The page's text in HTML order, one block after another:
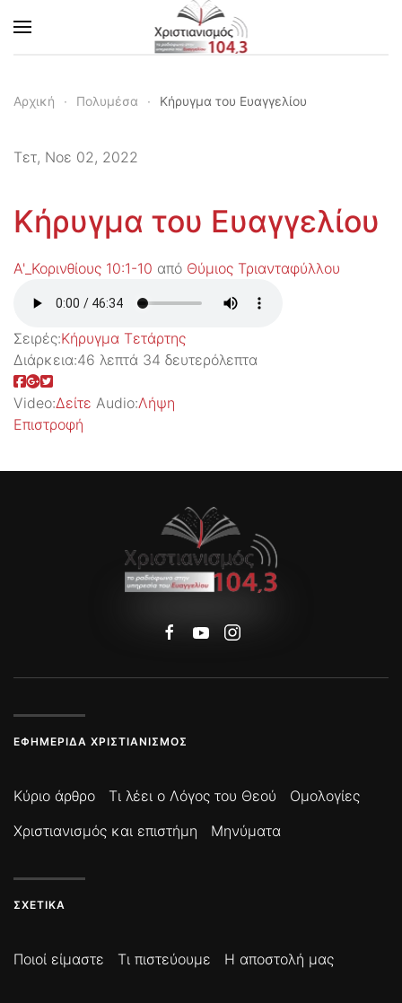
Skip to main content
Αρχική Πολυμέσα Κήρυγμα του Ευαγγελίου
Τετ, Νοε 02, 2022
Κήρυγμα του Ευαγγελίου
Α'_Κορινθίους 10:1-10 από Θύμιος Τριανταφύλλου
Σειρές:Kήρυγμα Τετάρτης
Διάρκεια:46 λεπτά 34 δευτερόλεπτα
Video:Δείτε Audio:Λήψη
Επιστροφή
ΕΦΗΜΕΡΊΔΑ ΧΡΙΣΤΙΑΝΙΣΜΌΣ
Κύριο άρθρο Τι λέει ο Λόγος του Θεού
Ομολογίες
Χριστιανισμός και επιστήμη
Μηνύματα
ΣΧΕΤΙΚΆ
Ποιοί είμαστε Τι πιστεύουμε Η αποστολή μας